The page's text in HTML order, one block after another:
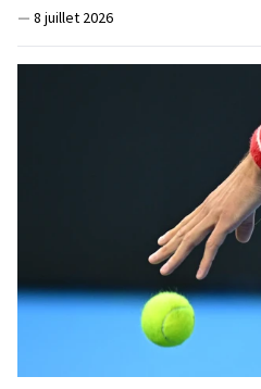
— 8 juillet 2026